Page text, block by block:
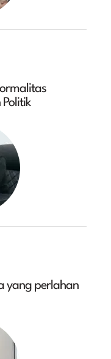
yang perlahan